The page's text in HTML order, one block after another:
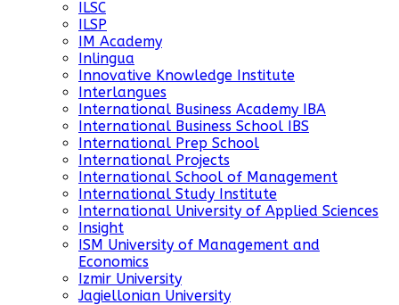
ILSC
ILSP
IM Academy
Inlingua
Innovative Knowledge Institute
Interlangues
International Business Academy IBA
International Business School IBS
International Prep School
International Projects
International School of Management
International Study Institute
International University of Applied Sciences
Insight
ISM University of Management and
Economics
Izmir University
Jagiellonian University